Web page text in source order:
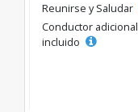
Reunirse y Saludar
Conductor adicional
incluido